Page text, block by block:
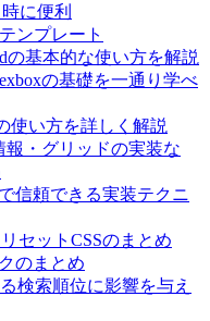
に便利
ンプレート
の基本的な使い方を解説
の基礎を一通り学べ
使い方を詳しく解説
報・グリッドの実装な
信頼できる実装テクニ
セットCSSのまとめ
のまとめ
検索順位に影響を与え